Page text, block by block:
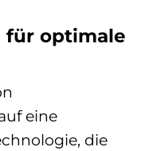
für optimale
eine
die